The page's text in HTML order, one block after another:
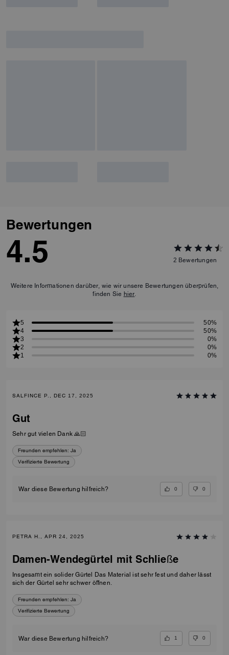
Bewertungen
4.5 2 Bewertungen
Weitere Informationen darüber, wie wir unsere Bewertungen überprüfen,
finden Sie hier.
5
50%
4
50%
3
0%
2
0%
1
0%
SALFINCE P., DEC 17, 2025
Gut
Sehr gut vielen Dank 🙏🏻
Freunden empfehlen: Ja
Verifizierte Bewertung
War diese Bewertung hilfreich? 0 0
PETRA H., APR 24, 2025
Damen-Wendegürtel mit Schließe
Insgesamt ein solider Gürtel Das Material ist sehr fest und daher lässt
sich der Gürtel sehr schwer öffnen.
Freunden empfehlen: Ja
Verifizierte Bewertung
War diese Bewertung hilfreich? 1 0